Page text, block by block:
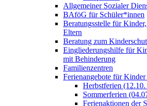
Allgemeiner Sozialer
BAföG für Schüler*innen
Beratungsstelle für
Eltern
Beratung zum
Eingliederungshilfe für
mit Behinderung
Familienzentren
Ferienangebote für
Herbstferien
Sommerferien
Ferienaktionen der